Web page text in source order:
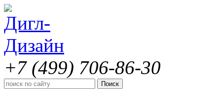
+7 (499) 706-86-30